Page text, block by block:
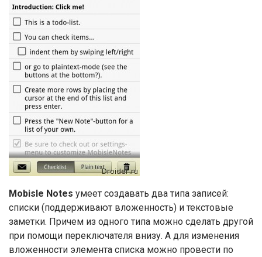
Mobisle Notes умеет создавать два типа записей:
списки (поддерживают вложенность) и текстовые
заметки. Причем из одного типа можно сделать другой
при помощи переключателя внизу. А для изменения
вложенности элемента списка можно провести по